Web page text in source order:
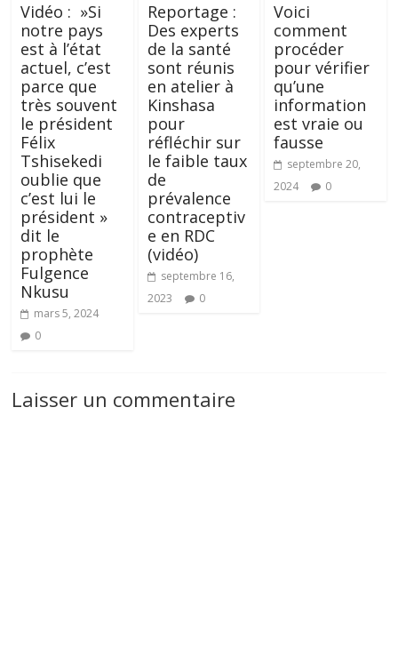
Vidéo : »Si
notre pays
est à l’état
actuel, c’est
parce que
très souvent
le président
Félix
Tshisekedi
oublie que
c’est lui le
président »
dit le
prophète
Fulgence
Nkusu
mars 5, 2024
0
Reportage :
Des experts
de la santé
sont réunis
en atelier à
Kinshasa
pour
réfléchir sur
le faible taux
de
prévalence
contraceptiv
e en RDC
(vidéo)
septembre 16,
2023
0
Voici
comment
procéder
pour vérifier
qu’une
information
est vraie ou
fausse
septembre 20,
2024
0
Laisser un commentaire